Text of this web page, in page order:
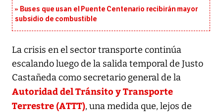
Buses que usan el Puente Centenario recibirán mayor
subsidio de combustible
La crisis en el sector transporte continúa
escalando luego de la salida temporal de Justo
Castañeda como secretario general de la
Autoridad del Tránsito y Transporte
Terrestre (ATTT), una medida que, lejos de